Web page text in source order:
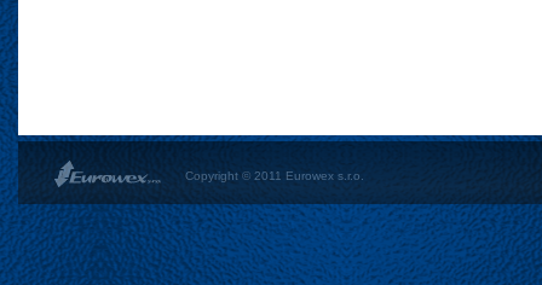
Copyright © 2011 Eurowex s.r.o.